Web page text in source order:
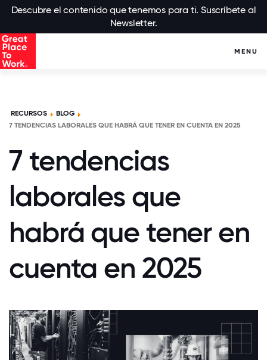
Descubre el contenido que tenemos para ti. Suscríbete al
Newsletter.
MENU
RECURSOS
BLOG
7 TENDENCIAS LABORALES QUE HABRÁ QUE TENER EN CUENTA EN 2025
7 tendencias
laborales que
habrá que tener en
cuenta en 2025